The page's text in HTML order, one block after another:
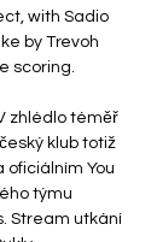
with Sadio
by Trevoh
scoring.
zhlédlo téměř
klub totiž
oficiálním You
týmu
Stream utkání